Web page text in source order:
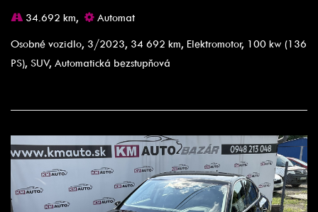
34.692 km,
Automat
Osobné vozidlo, 3/2023, 34 692 km, Elektromotor, 100 kw (136
PS), SUV, Automatická bezstupňová